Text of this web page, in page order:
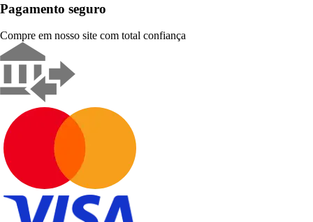
Pagamento seguro
Compre em nosso site com total confiança